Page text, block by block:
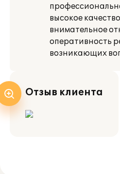
высокое
внимательное
оперативность
возникающих
Отзыв клиента